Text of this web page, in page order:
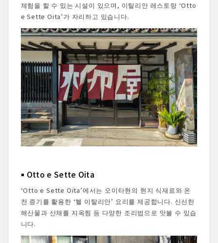
체험을 할 수 있는 시설이 있으며, 이탈리안 레스토랑 ‘Otto
e Sette Oita’가 자리하고 있습니다.
Otto e Sette Oita
‘Otto e Sette Oita’에서는 오이타현의 현지 식재료와 온
천 증기를 활용한 ‘헬 이탈리안’ 요리를 제공합니다. 신선한
해산물과 산채를 지옥찜 등 다양한 조리법으로 맛볼 수 있습
니다.